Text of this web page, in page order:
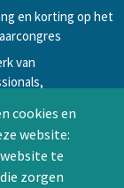
cookies en
website:
te
zorgen
en korting op het
van
in een van
Interest
(SIG’s) of zelf een